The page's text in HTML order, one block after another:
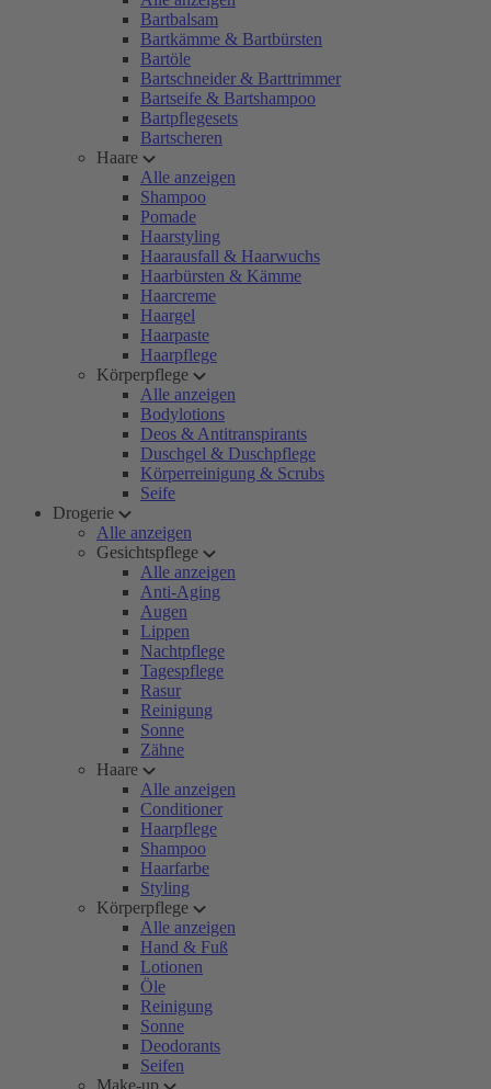
Bartbalsam
Bartkämme & Bartbürsten
Bartöle
Bartschneider & Barttrimmer
Bartseife & Bartshampoo
Bartpflegesets
Bartscheren
Haare
Alle anzeigen
Shampoo
Pomade
Haarstyling
Haarausfall & Haarwuchs
Haarbürsten & Kämme
Haarcreme
Haargel
Haarpaste
Haarpflege
Körperpflege
Alle anzeigen
Bodylotions
Deos & Antitranspirants
Duschgel & Duschpflege
Körperreinigung & Scrubs
Seife
Drogerie
Alle anzeigen
Gesichtspflege
Alle anzeigen
Anti-Aging
Augen
Lippen
Nachtpflege
Tagespflege
Rasur
Reinigung
Sonne
Zähne
Haare
Alle anzeigen
Conditioner
Haarpflege
Shampoo
Haarfarbe
Styling
Körperpflege
Alle anzeigen
Hand & Fuß
Lotionen
Öle
Reinigung
Sonne
Deodorants
Seifen
Make-up